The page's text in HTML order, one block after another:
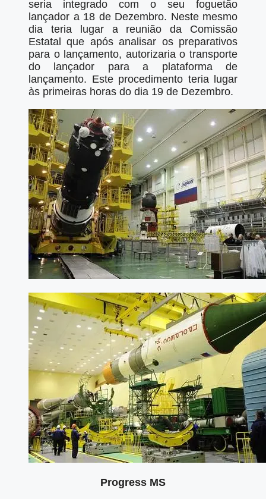
seria integrado com o seu foguetão
lançador a 18 de Dezembro. Neste mesmo
dia teria lugar a reunião da Comissão
Estatal que após analisar os preparativos
para o lançamento, autorizaria o transporte
do lançador para a plataforma de
lançamento. Este procedimento teria lugar
às primeiras horas do dia 19 de Dezembro.
Progress MS